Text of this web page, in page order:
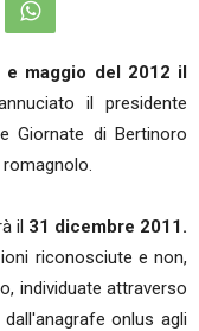
e maggio del 2012 il
il presidente
Giornate di Bertinoro
il 31 dicembre 2011.
riconosciute e non,
individuate attraverso
onlus agli